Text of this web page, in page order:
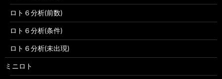
ロト６分析(前数)
ロト６分析(条件)
ロト６分析(未出現)
ミニロト